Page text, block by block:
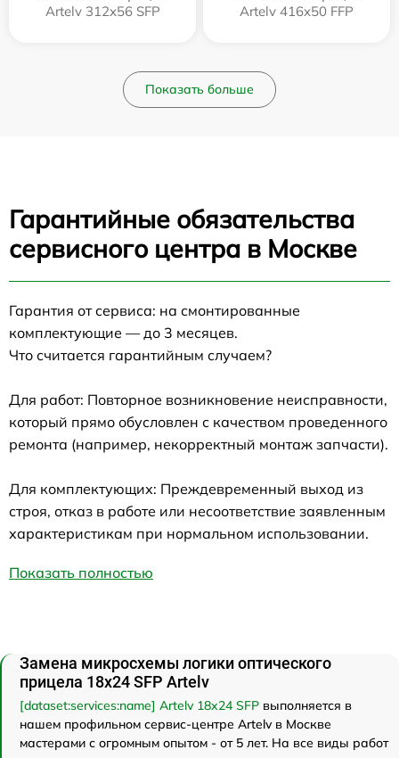
Artelv 312x56 SFP
Artelv 416x50 FFP
Показать больше
Гарантийные обязательства
сервисного центра в Москве
Гарантия от сервиса: на смонтированные
комплектующие — до 3 месяцев.
Что считается гарантийным случаем?
Для работ: Повторное возникновение неисправности,
который прямо обусловлен с качеством проведенного
ремонта (например, некорректный монтаж запчасти).
Для комплектующих: Преждевременный выход из
строя, отказ в работе или несоответствие заявленным
характеристикам при нормальном использовании.
Показать полностью
Замена микросхемы логики оптического
прицела 18x24 SFP Artelv
[dataset:services:name] Artelv 18x24 SFP выполняется в
нашем профильном сервис-центре Artelv в Москве
мастерами с огромным опытом - от 5 лет. На все виды работ